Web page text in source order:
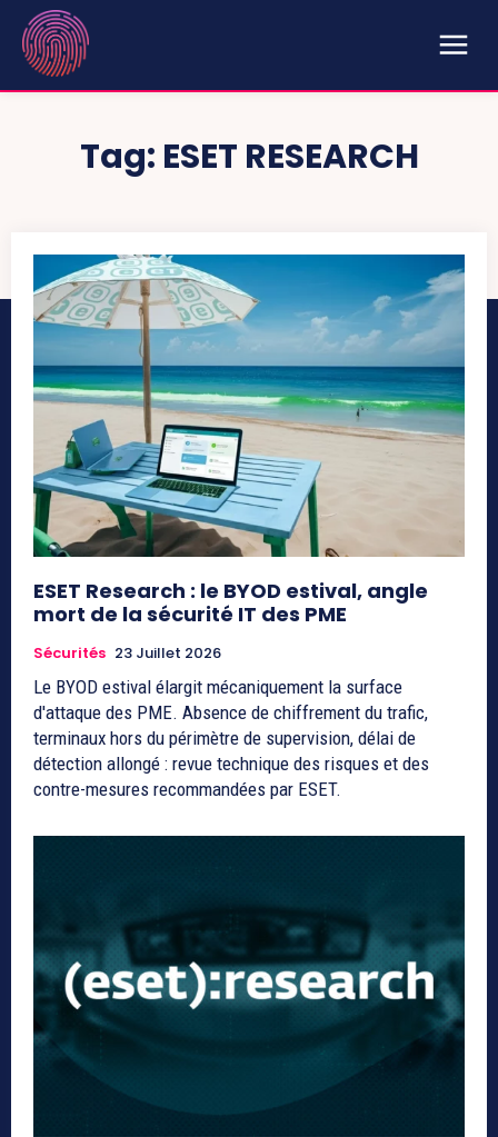
Tag: ESET RESEARCH
ESET Research : le BYOD estival, angle
mort de la sécurité IT des PME
Sécurités 23 Juillet 2026
Le BYOD estival élargit mécaniquement la surface
d'attaque des PME. Absence de chiffrement du trafic,
terminaux hors du périmètre de supervision, délai de
détection allongé : revue technique des risques et des
contre-mesures recommandées par ESET.